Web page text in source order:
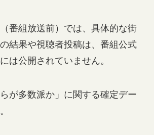
番組放送前）では、具体的な街
結果や視聴者投稿は、番組公式
は公開されていません。
が多数派か」に関する確定デー